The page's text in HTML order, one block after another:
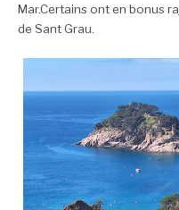
Mar.Certains ont en bonus
de Sant Grau.